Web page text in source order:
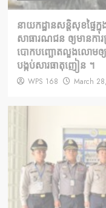
នាយកដ្ឋានសន្តិសុខផ្ទៃ
សាធារណជន ឲ្យមានក
បោកបញ្ឆោតលួងលោមឲ្
បង្កប់សារធាតុញៀន ។
WPS 168 March